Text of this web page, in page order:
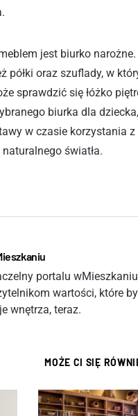
jest biurko
półki oraz szuflady, w
sprawdzić się łóżko
biurka dla
w czasie korzystania
światła.
portalu
wartości, które
wnętrza, teraz.
MOŻE CI SIĘ